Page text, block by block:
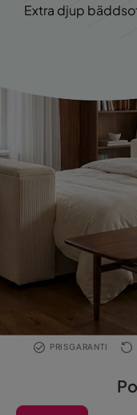
Extra djup
PRISGARANTI